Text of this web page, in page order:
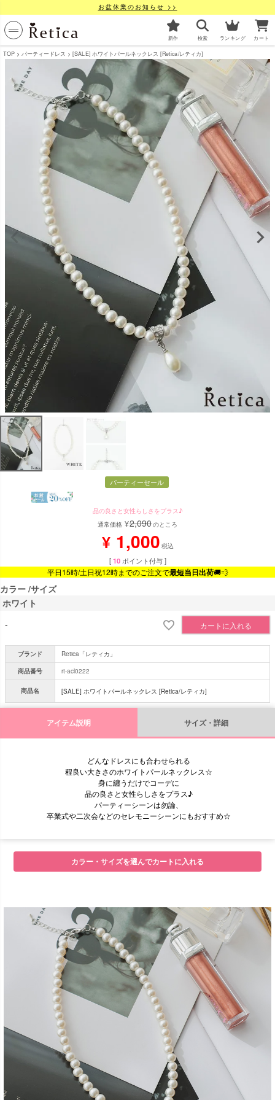
お盆休業のお知らせ >>
新作 検索 ランキング カート
TOP パーティードレス [SALE] ホワイトパールネックレス [Retica/レティカ]
パーティーセール
品の良さと女性らしさをプラス♪
通常価格 ¥2,090のところ
¥ 1,000 税込
[ 10 ポイント付与 ]
平日15時/土日祝12時までのご注文で最短当日出荷🚚💨
カラー サイズ
ホワイト
-
カートに入れる
ブランド
Retica「レティカ」
商品番号
rt-acl0222
商品名 [SALE] ホワイトパールネックレス [Retica/レティカ]
アイテム説明 サイズ・詳細
どんなドレスにも合わせられる
程良い大きさのホワイトパールネックレス☆
身に纏うだけでコーデに
品の良さと女性らしさをプラス♪
パーティーシーンは勿論、
卒業式や二次会などのセレモニーシーンにもおすすめ☆
■サイズ
カラー・サイズを選んでカートに入れる